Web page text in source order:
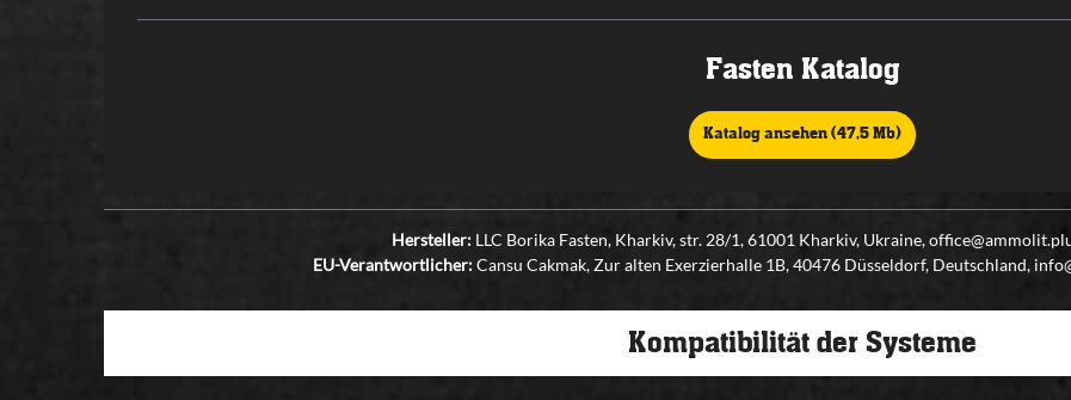
Fasten Katalog
Katalog ansehen (47,5 Mb)
Hersteller: LLC Borika Fasten, Kharkiv, str. 28/1, 61001 Kharkiv, Ukraine,
EU-Verantwortlicher:Cansu Cakmak, Zur alten Exerzierhalle 1B, 40476 Düsseldorf, Deutschland,
Kompatibilität der Systeme